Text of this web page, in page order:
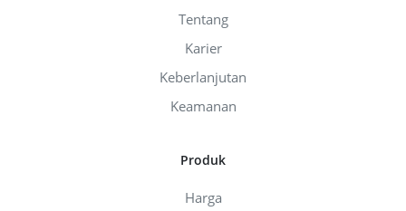
Tentang
Karier
Keberlanjutan
Keamanan
Produk
Harga